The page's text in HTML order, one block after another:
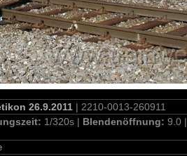
26.9.2011| 2210-0013-260911
1/320s | Blendenöffnung: 9.0 |